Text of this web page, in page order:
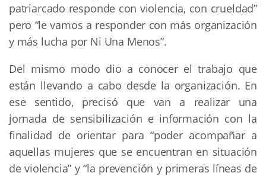
patriarcado responde con violencia, con crueldad”
pero “le vamos a responder con más organización
y más lucha por Ni Una Menos”.
Del mismo modo dio a conocer el trabajo que
están llevando a cabo desde la organización. En
ese sentido, precisó que van a realizar una
jornada de sensibilización e información con la
finalidad de orientar para “poder acompañar a
aquellas mujeres que se encuentran en situación
de violencia” y “la prevención y primeras líneas de